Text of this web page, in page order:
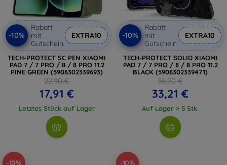
-10%
Rabatt
mit
Gutschein
EXTRA10
TECH-PROTECT SC PEN XIAOMI
PAD 7 / 7 PRO / 8 / 8 PRO 11.2
PINE GREEN (5906302339693)
22,90 €
17,91 €
Letztes Stück auf Lager
-10%
Rabatt
mit
Gutschein
EXTRA10
TECH-PROTECT SOLID XIAOMI
PAD 7 / 7 PRO / 8 / 8 PRO 11.2
BLACK (5906302339471)
36,90 €
33,21 €
Auf Lager > 5 Stk.
-10% -10%